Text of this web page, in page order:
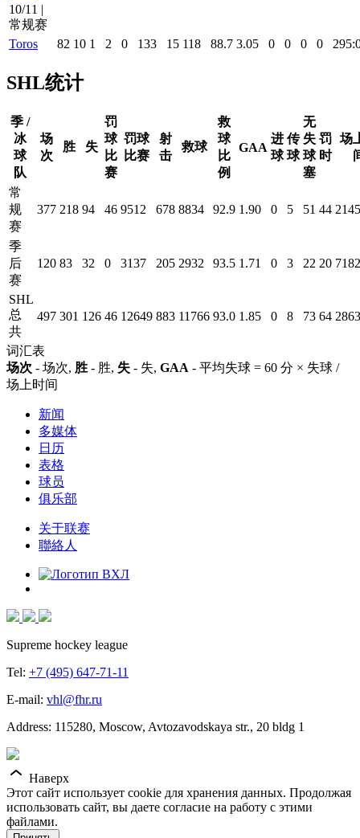
10/11 |
常规赛
Toros
82 10 1 2 0 133 15 118 88.7 3.05 0 0 0 0
SHL统计
季 /
冰
球
队
场
次
胜 失
罚
球
比
赛
罚球
比赛
射
击
救球
救
球
比
例
GAA
进
球
传
球
无
失
球
塞
罚
时
场
常
规
赛
377 218 94 46 9512 678 8834 92.9 1.90 0 5 51 44
季
后
赛
120 83 32 0 3137 205 2932 93.5 1.71 0 3 22 20
SHL
总
共
497 301 126 46 12649 883 11766 93.0 1.85 0 8 73 64
词汇表
场次 - 场次, 胜 - 胜, 失 - 失, GAA - 平均失球 = 60 分 × 失球 /
场上时间
新闻
多媒体
日历
表格
球员
俱乐部
关于联赛
聯絡人
Supreme hockey league
Tel: +7 (495) 647-71-11
E-mail: vhl@fhr.ru
Address: 115280, Moscow, Avtozavodskaya str., 20 bldg 1
Наверх
Этот сайт использует cookie для хранения данных. Продолжая
использовать сайт, вы даете согласие на работу с этими
файлами.